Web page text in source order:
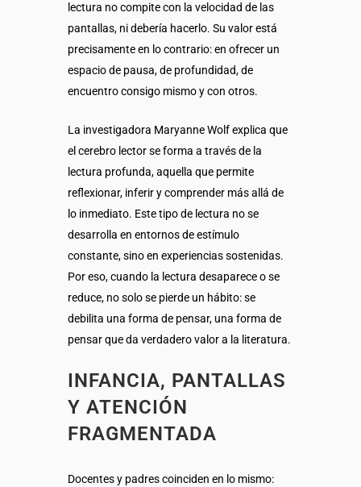
lectura no compite con la velocidad de las
pantallas, ni debería hacerlo. Su valor está
precisamente en lo contrario: en ofrecer un
espacio de pausa, de profundidad, de
encuentro consigo mismo y con otros.
La investigadora Maryanne Wolf explica que
el cerebro lector se forma a través de la
lectura profunda, aquella que permite
reflexionar, inferir y comprender más allá de
lo inmediato. Este tipo de lectura no se
desarrolla en entornos de estímulo
constante, sino en experiencias sostenidas.
Por eso, cuando la lectura desaparece o se
reduce, no solo se pierde un hábito: se
debilita una forma de pensar, una forma de
pensar que da verdadero valor a la literatura.
INFANCIA, PANTALLAS
Y ATENCIÓN
FRAGMENTADA
Docentes y padres coinciden en lo mismo: